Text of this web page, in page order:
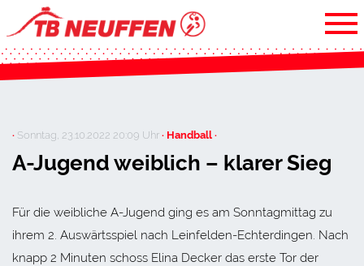
· Sonntag, 23.10.2022 20:09 Uhr· Handball ·
A-Jugend weiblich – klarer Sieg
Für die weibliche A-Jugend ging es am Sonntagmittag zu
ihrem 2. Auswärtsspiel nach Leinfelden-Echterdingen. Nach
knapp 2 Minuten schoss Elina Decker das erste Tor der